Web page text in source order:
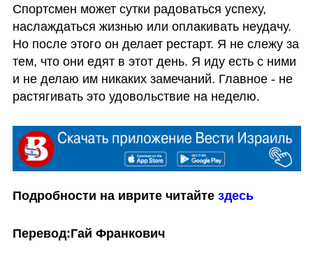
Спортсмен может сутки радоваться успеху,
наслаждаться жизнью или оплакивать неудачу.
Но после этого он делает рестарт. Я не слежу за
тем, что они едят в этот день. Я иду есть с ними
и не делаю им никаких замечаний. Главное - не
растягивать это удовольствие на неделю.
Подробности на иврите читайте здесь
Перевод:Гай Франкович